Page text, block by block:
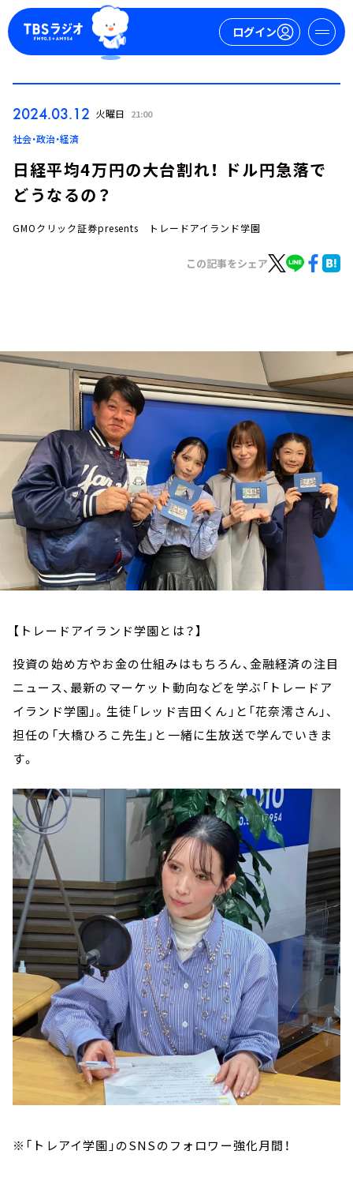
ログイン
お知らせ
イベント・グッズ
YouTube
会社情報
2024.03.12 火曜日 21:00
社会・政治・経済
日経平均4万円の大台割れ！ ドル円急落で
どうなるの？
GMOクリック証券presents トレードアイランド学園
この記事をシェア
【トレードアイランド学園とは？】
投資の始め方やお金の仕組みはもちろん、金融経済の注目
ニュース、最新のマーケット動向などを学ぶ「トレードア
イランド学園」。生徒「レッド吉田くん」と「花奈澪さん」、
担任の「大橋ひろこ先生」と一緒に生放送で学んでいきま
す。
※「トレアイ学園」のSNSのフォロワー強化月間！